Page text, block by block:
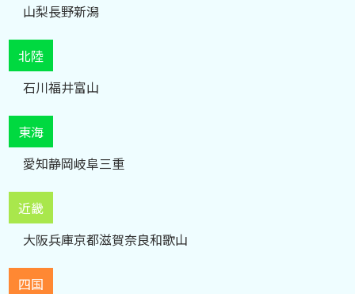
山梨長野新潟
北陸
石川福井富山
東海
愛知静岡岐阜三重
近畿
大阪兵庫京都滋賀奈良和歌山
四国